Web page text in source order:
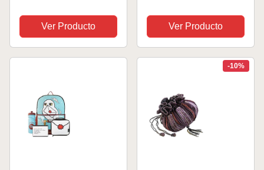
Ranuras para Tarjetas,
Correa Ajustable,
Regalos para Niña
Ver Producto
Aseo de Hogwarts,
Regalos para Niñas y
Mujeres (Negro)
Ver Producto
-10%